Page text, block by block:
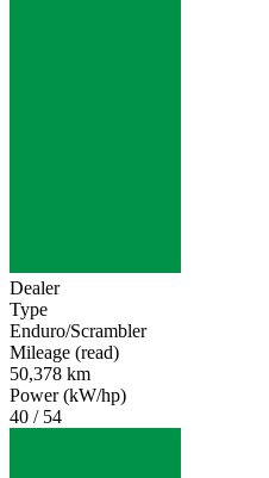
Dealer
Type
Enduro/Scrambler
Mileage (read)
50,378 km
Power (kW/hp)
40 / 54